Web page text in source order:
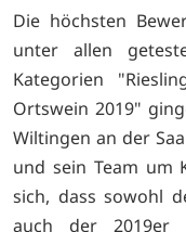
Die höchsten
unter allen
Kategorien
Ortswein 2019"
Wiltingen an der
und sein Team um
sich, dass sowohl
auch der 2019er